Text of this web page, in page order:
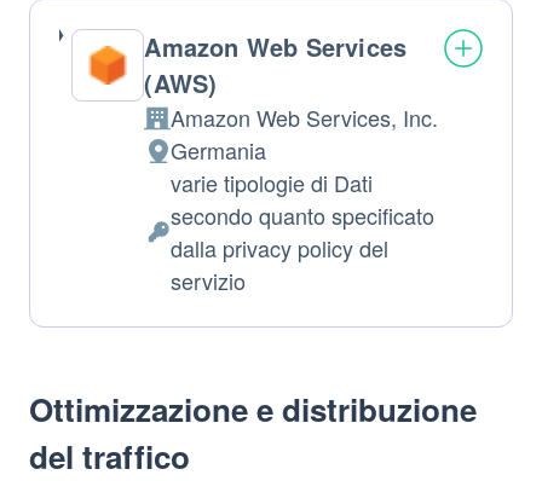
Amazon Web Services
(AWS)
Azienda:
Amazon Web Services, Inc.
Luogo
del
trattamento:
Germania
Dati
Personali
varie tipologie di Dati
secondo quanto specificato
dalla privacy policy del
servizio
Ottimizzazione e distribuzione
del traffico